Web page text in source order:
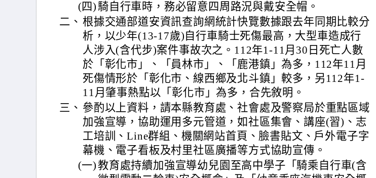
(四) 騎自行車時，務必留意四周路況與戴安全帽。
二、 根據交通部道安資訊查詢網統計快覽數據跟去年同期比較分
析，以少年(13-17歲)自行車騎士死傷最高，大型車造成行
人涉入(含代步)案件事故次之。112年1-11月30日死亡人數
於「彰化市」、「員林市」、「鹿港鎮」為多，112年11月
死傷情形於「彰化市、線西鄉及北斗鎮」較多，另112年1-
11月肇事熱點以「彰化市」為多，合先敘明。
三、 參酌以上資料，請本縣教育處、社會處及警察局於重點區域
加強宣導，協助運用多元管道，如社區集會、講座(習)、志
工培訓、Line群組、機關網站首頁、臉書貼文、戶外電子字
幕機、電子看板及村里社區廣播等方式協助宣傳。
(一)教育處持續加強宣導幼兒園至高中學子「騎乘自行車(含